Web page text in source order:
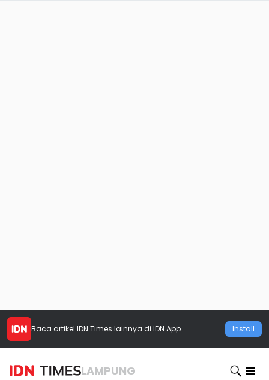
Baca artikel IDN Times lainnya di IDN App Install
LAMPUNG